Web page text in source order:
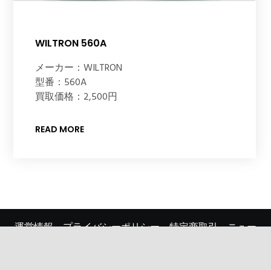
WILTRON 560A
メーカー：WILTRON
型番：560A
買取価格：2,500円
READ MORE
運営情報 プライバシーポリシー 特定商取引
ニュー